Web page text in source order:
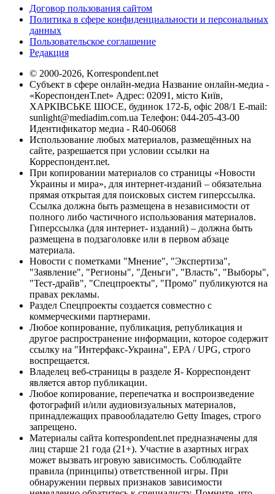
Договор пользования сайтом
Политика в сфере конфиденциальности и персональных
данных
Пользовательское соглашение
Редакция
© 2000-2026, Korrespondent.net
Субъект в сфере онлайн-медиа Название онлайн-медиа -
«КореспонденТ.net» Адрес: 02091, місто Київ,
ХАРКІВСЬКЕ ШОСЕ, будинок 172-Б, офіс 208/1 E-mail:
sunlight@mediadim.com.ua Телефон: 044-205-43-00
Идентификатор медиа - R40-06068
Использование любых материалов, размещённых на
сайте, разрешается при условии ссылки на
Корреспондент.net.
При копировании материалов со страницы «Новости
Украины и мира», для интернет-изданий – обязательна
прямая открытая для поисковых систем гиперссылка.
Ссылка должна быть размещена в независимости от
полного либо частичного использования материалов.
Гиперссылка (для интернет- изданий) – должна быть
размещена в подзаголовке или в первом абзаце
материала.
Новости с пометками "Мнение", "Экспертиза",
"Заявление", "Регионы", "Деньги", "Власть", "Выборы",
"Тест-драйв", "Спецпроекты", "Промо" публикуются на
правах рекламы.
Раздел Спецпроекты создается совместно с
коммерческими партнерами.
Любое копирование, публикация, републикация и
другое распространение информации, которое содержит
ссылку на "Интерфакс-Украина", EPA / UPG, строго
воспрещается.
Владелец веб-страницы в разделе Я- Корреспондент
является автор публикации.
Любое копирование, перепечатка и воспроизведение
фотографий и/или аудиовизуальных материалов,
принадлежащих правообладателю Getty Images, строго
запрещено.
Материалы сайта korrespondent.net предназначены для
лиц старше 21 года (21+). Участие в азартных играх
может вызвать игровую зависимость. Соблюдайте
правила (принципы) ответственной игры. При
обнаружении первых признаков зависимости